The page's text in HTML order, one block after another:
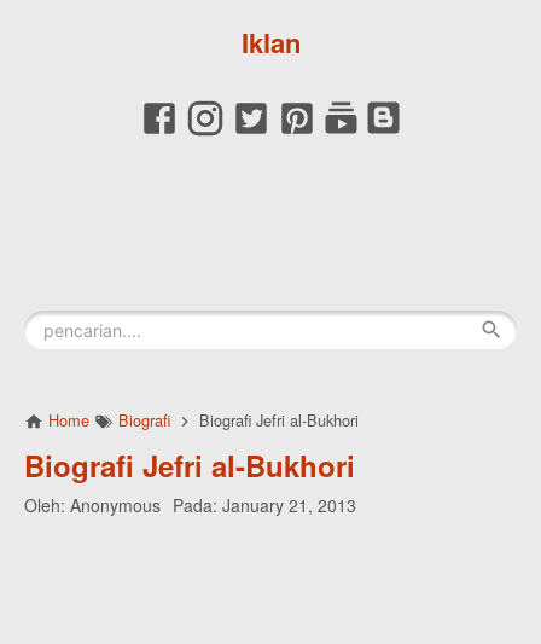
Iklan
Home Biografi Biografi Jefri al-Bukhori
Biografi Jefri al-Bukhori
Oleh: Anonymous Pada: January 21, 2013